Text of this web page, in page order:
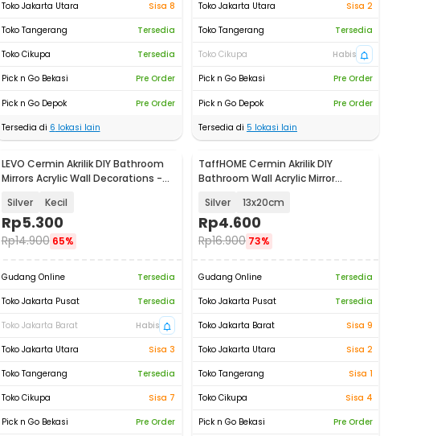
Toko Jakarta Utara
Sisa 8
Toko Tangerang
Tersedia
Toko Cikupa
Tersedia
Pick n Go Bekasi
Pre Order
Pick n Go Depok
Pre Order
Tersedia di 6 lokasi lain
Toko Jakarta Utara
Sisa 2
Toko Tangerang
Tersedia
Toko Cikupa
Habis
Pick n Go Bekasi
Pre Order
Pick n Go Depok
Pre Order
Tersedia di 5 lokasi lain
LEVO Cermin Akrilik DIY Bathroom
Mirrors Acrylic Wall Decorations -
Silver Kecil
Rp5.300
Rp14.900 65%
Gudang Online
Tersedia
Toko Jakarta Pusat
Tersedia
Toko Jakarta Barat
Habis
Toko Jakarta Utara
Sisa 3
Toko Tangerang
Tersedia
Toko Cikupa
Sisa 7
Pick n Go Bekasi
Pre Order
TaffHOME Cermin Akrilik DIY
Bathroom Wall Acrylic Mirror
Silver 13x20cm
Rp4.600
Rp16.900 73%
Gudang Online
Tersedia
Toko Jakarta Pusat
Tersedia
Toko Jakarta Barat
Sisa 9
Toko Jakarta Utara
Sisa 2
Toko Tangerang
Sisa 1
Toko Cikupa
Sisa 4
Pick n Go Bekasi
Pre Order